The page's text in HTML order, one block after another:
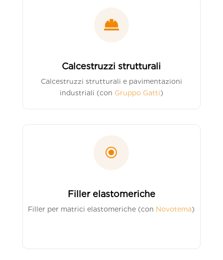

Calcestruzzi strutturali
Calcestruzzi strutturali e pavimentazioni
industriali (con Gruppo Gatti)
\
Filler elastomeriche
Filler per matrici elastomeriche (con Novotema)